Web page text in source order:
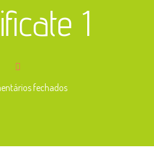
1
fechadosem